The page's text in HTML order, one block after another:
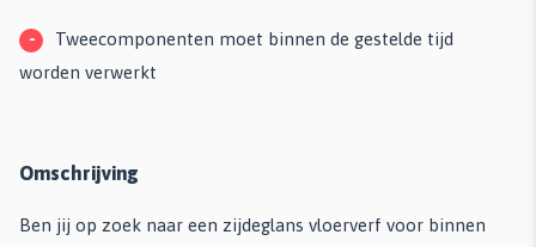
-
Tweecomponenten moet binnen de gestelde tijd
worden verwerkt
Omschrijving
Ben jij op zoek naar een zijdeglans vloerverf voor binnen